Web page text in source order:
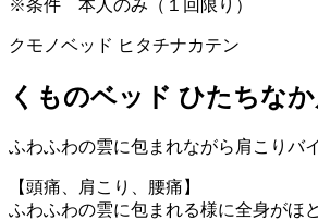
※条件 本人のみ（１回限り）
クモノベッド ヒタチナカテン
くものベッド ひたちな
ふわふわの雲に包まれながら肩こりバ
【頭痛、肩こり、腰痛】
ふわふわの雲に包まれる様に全身がほ